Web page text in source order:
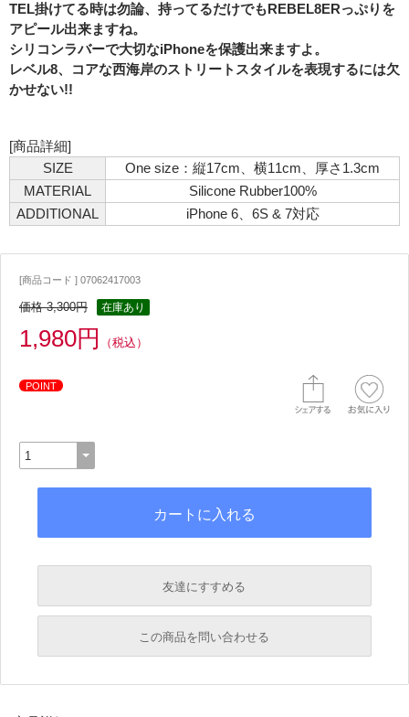
TEL掛けてる時は勿論、持ってるだけでもREBEL8ERっぷりを
アピール出来ますね。
シリコンラバーで大切なiPhoneを保護出来ますよ。
レベル8、コアな西海岸のストリートスタイルを表現するには欠
かせない!!
[商品詳細]
SIZE
One size：縦17cm、横11cm、厚さ1.3cm
MATERIAL
Silicone Rubber100%
ADDITIONAL
iPhone 6、6S & 7対応
[商品コード ] 07062417003
価格 3,300円 在庫あり
1,980円 （税込）
POINT
友達にすすめる
必須
この商品を問い合わせる